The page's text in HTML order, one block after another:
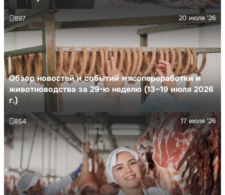
Обзор новостей и событий мясопереработки и
животноводства за 29-ю неделю (13–19 июля 2026
г.)
20 июля '26
897
17 июля '26
854